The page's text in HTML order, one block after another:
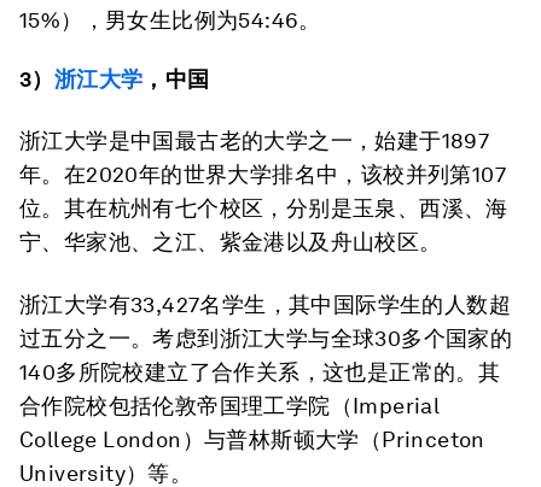
15%），男女生比例为54:46。
3） 浙江大学 ，中国
浙江大学是中国最古老的大学之一，始建于1897
年。在2020年的世界大学排名中，该校并列第107
位。其在杭州有七个校区，分别是玉泉、西溪、海
宁、华家池、之江、紫金港以及舟山校区。
浙江大学有33,427名学生，其中国际学生的人数超
过五分之一。考虑到浙江大学与全球30多个国家的
140多所院校建立了合作关系，这也是正常的。其
合作院校包括伦敦帝国理工学院（Imperial
College London）与普林斯顿大学（Princeton
University）等。